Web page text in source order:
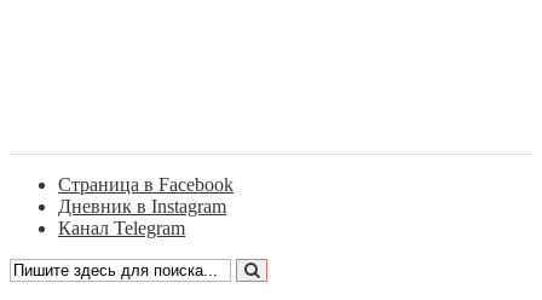
Страница в Facebook
Дневник в Instagram
Канал Telegram